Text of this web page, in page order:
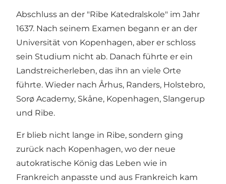
Abschluss an der "Ribe Katedralskole" im Jahr
1637. Nach seinem Examen begann er an der
Universität von Kopenhagen, aber er schloss
sein Studium nicht ab. Danach führte er ein
Landstreicherleben, das ihn an viele Orte
führte. Wieder nach Århus, Randers, Holstebro,
Sorø Academy, Skåne, Kopenhagen, Slangerup
und Ribe.
Er blieb nicht lange in Ribe, sondern ging
zurück nach Kopenhagen, wo der neue
autokratische König das Leben wie in
Frankreich anpasste und aus Frankreich kam